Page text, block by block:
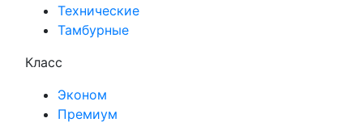
Технические
Тамбурные
Класс
Эконом
Премиум